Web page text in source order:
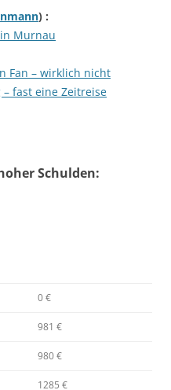
) :
Murnau
Fan – wirklich nicht
fast eine Zeitreise
Schulden:
0 €
981 €
980 €
1285 €